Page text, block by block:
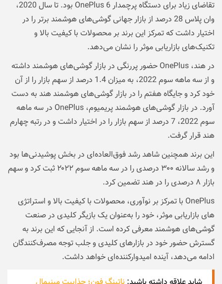
تقاضای زیاد برای دستگاه پرچمدار OnePlus 6 بود. تا سال 2020،
وان پلاس 28 درصد از بازار جهانی گوشی‌های هوشمند برتر را در
اختیار داشت که تمرکز این برند بر محصولات با کیفیت بالا و
تکنیک‌های بازاریابی موثر را نشان می‌دهد.
در هند، OnePlus حضور پررنگی در بازار گوشی‌های هوشمند داشته
و از سه ماهه سوم 2022، به میزان 1.4 درصد از سهم بازار را از آن
خود کرد و جایگاه هفتم را در بازار گوشی‌های هوشمند هند به دست
آورد. در بازار گوشی‌های هوشمند پریمیوم، OnePlus در سه ماهه
سوم 2022، 7 درصد از سهم بازار را در اختیار داشت و در رتبه چهارم
هند قرار گرفت.
این برند همچنین شاهد رشد فوق‌العاده‌ای در بخش پوشیدنی‌ها بود
و رشد سالانه ۳۰۰ درصدی را در سه ماهه سوم ۲۰۲۲ ثبت کرد و سهم
بازار ۸ درصدی را در هند تضمین کرد.
OnePlus با تمرکز بر نوآوری، محصولات با کیفیت بالا و استراتژی
های بازاریابی موثر، خود را به‌عنوان یک بازیگر کلیدی در صنعت
گوشی‌های هوشمند معرفی کرده است. از آنجایی که این برند به
گسترش حضور خود در بازارهای کلیدی و جلب توجه مصرف‌کنندگان
ادامه می‌دهد، آینده امیدوارکننده‌ای خواهد داشت.